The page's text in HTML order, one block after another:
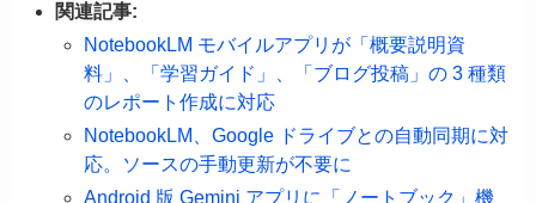
関連記事:
NotebookLM モバイルアプリが「概要説明資
料」、「学習ガイド」、「ブログ投稿」の 3 種類
のレポート作成に対応
NotebookLM、Google ドライブとの自動同期に対
応。ソースの手動更新が不要に
Android 版 Gemini アプリに「ノートブック」機